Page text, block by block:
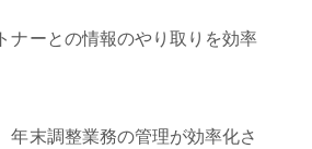
ナーとの情報のやり取りを効率
末調整業務の管理が効率化さ